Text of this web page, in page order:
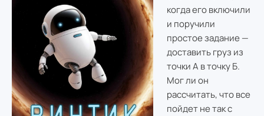
когда его включили
и поручили
простое задание —
доставить груз из
точки А в точку Б.
Мог ли он
рассчитать, что все
пойдет не так с